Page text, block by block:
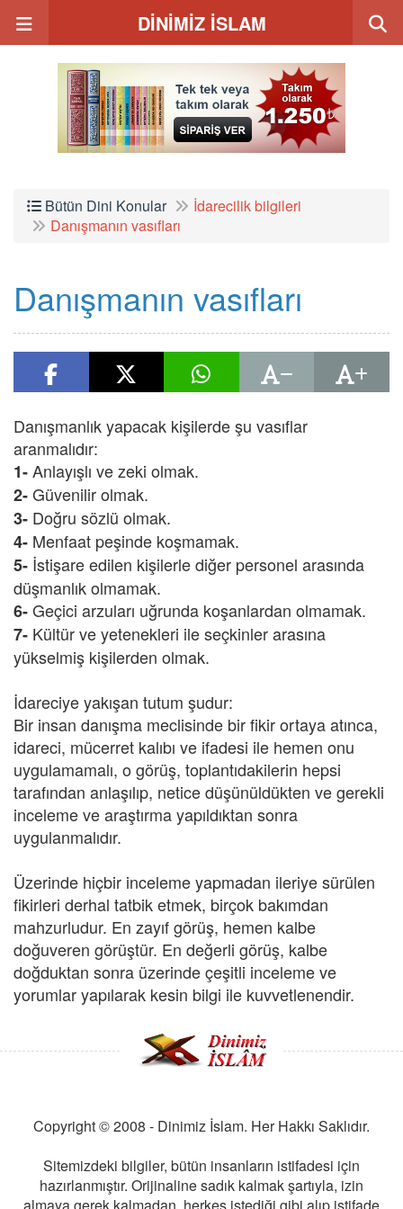
DİNİMİZ İSLAM
Bütün Dini Konular
İdarecilik bilgileri
Danışmanın vasıfları
Danışmanın vasıfları
Danışmanlık yapacak kişilerde şu vasıflar
aranmalıdır:
1-Anlayışlı ve zeki olmak.
2-Güvenilir olmak.
3- Doğru sözlü olmak.
4- Menfaat peşinde koşmamak.
5- İstişare edilen kişilerle diğer personel arasında
düşmanlık olmamak.
6-Geçici arzuları uğrunda koşanlardan olmamak.
7- Kültür ve yetenekleri ile seçkinler arasına
yükselmiş kişilerden olmak.
İdareciye yakışan tutum şudur:
Bir insan danışma meclisinde bir fikir ortaya atınca,
idareci, mücerret kalıbı ve ifadesi ile hemen onu
uygulamamalı, o görüş, toplantıdakilerin hepsi
tarafından anlaşılıp, netice düşünüldükten ve gerekli
inceleme ve araştırma yapıldıktan sonra
uygulanmalıdır.
Üzerinde hiçbir inceleme yapmadan ileriye sürülen
fikirleri derhal tatbik etmek, birçok bakımdan
mahzurludur. En zayıf görüş, hemen kalbe
doğuveren görüştür. En değerli görüş, kalbe
doğduktan sonra üzerinde çeşitli inceleme ve
yorumlar yapılarak kesin bilgi ile kuvvetlenendir.
Copyright © 2008 - Dinimiz İslam. Her Hakkı Saklıdır.
Sitemizdeki bilgiler, bütün insanların istifadesi için
hazırlanmıştır. Orijinaline sadık kalmak şartıyla, izin